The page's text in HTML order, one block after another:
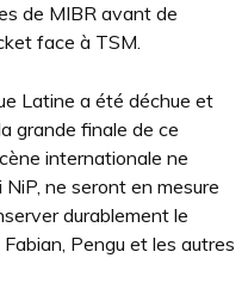
de MIBR avant de
face à TSM.
Latine a été déchue et
grande finale de ce
internationale ne
ne seront en mesure
durablement le
Pengu et les autres